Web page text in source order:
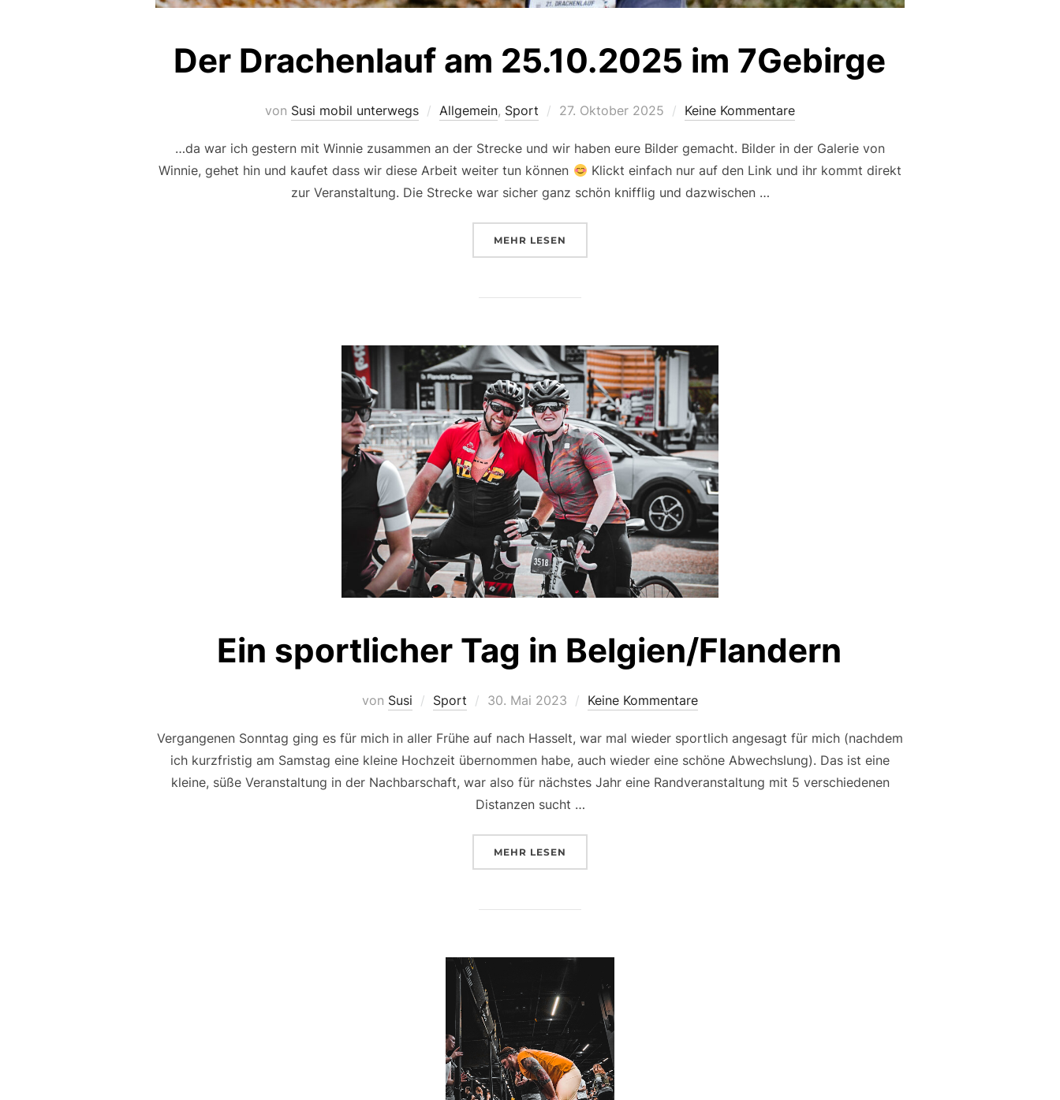
Der Drachenlauf am 25.10.2025 im 7Gebirge
von Susi mobil unterwegs Allgemein, Sport
Veröffentlicht
27. Oktober 2025 Keine Kommentare
…da war ich gestern mit Winnie zusammen an der Strecke und wir haben eure Bilder gemacht. Bilder in der Galerie von
Winnie, gehet hin und kaufet dass wir diese Arbeit weiter tun können
Klickt einfach nur auf den Link und ihr kommt direkt
zur Veranstaltung. Die Strecke war sicher ganz schön knifflig und dazwischen …
MEHR ÜBER „DER DRACHENLAUF AM 25.10.2025 IM 7GEBIRGE“
LESEN
Ein sportlicher Tag in Belgien/Flandern
von Susi Sport
Veröffentlicht
30. Mai 2023 Keine Kommentare
Vergangenen Sonntag ging es für mich in aller Frühe auf nach Hasselt, war mal wieder sportlich angesagt für mich (nachdem
ich kurzfristig am Samstag eine kleine Hochzeit übernommen habe, auch wieder eine schöne Abwechslung). Das ist eine
kleine, süße Veranstaltung in der Nachbarschaft, war also für nächstes Jahr eine Randveranstaltung mit 5 verschiedenen
Distanzen sucht …
MEHR ÜBER „EIN SPORTLICHER TAG IN BELGIEN/FLANDERN“
LESEN